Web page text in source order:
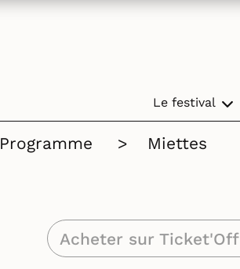
Le festival
Programme > Miettes
Acheter sur Ticket'Off